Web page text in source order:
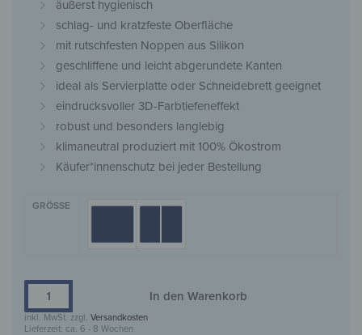
äußerst hygienisch
schlag- und kratzfeste Oberfläche
mit rutschfesten Noppen aus Silikon
geschliffene und leicht abgerundete Kanten
ideal als Servierplatte oder Schneidebrett geeignet
eindrucksvoller 3D-Farbtiefeneffekt
robust und besonders langlebig
klimaneutral produziert mit 100% Ökostrom
Käufer*innenschutz bei jeder Bestellung
GRÖSSE
In den Warenkorb
inkl. MwSt. zzgl. Versandkosten
Lieferzeit: ca. 6 - 8 Wochen